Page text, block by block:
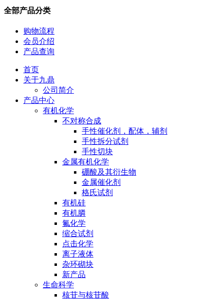
全部产品分类
购物流程
会员介绍
产品查询
首页
关于九鼎
公司简介
产品中心
有机化学
不对称合成
手性催化剂，配体，辅剂
手性拆分试剂
手性切块
金属有机化学
硼酸及其衍生物
金属催化剂
格氏试剂
有机硅
有机膦
氟化学
缩合试剂
点击化学
离子液体
杂环砌块
新产品
生命科学
核苷与核苷酸